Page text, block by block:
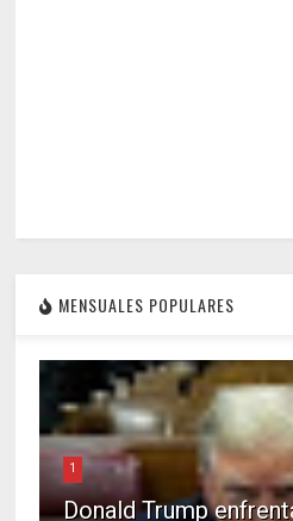
MENSUALES POPULARES
1
Donald Trump